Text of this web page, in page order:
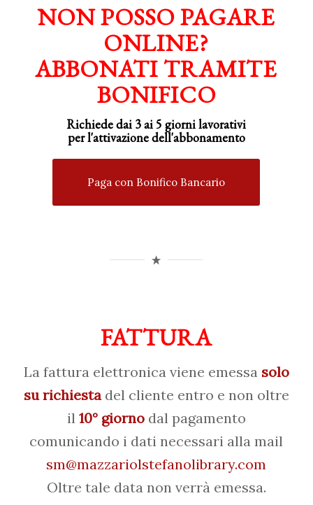
NON POSSO PAGARE
ONLINE?
ABBONATI TRAMITE
BONIFICO
Richiede dai 3 ai 5 giorni lavorativi
perl'attivazionedell'abbonamento
Paga con Bonifico Bancario
FATTURA
La fattura elettronica viene emessasolo
su richiestadel cliente entro e non oltre
il 10° giornodal pagamento
comunicando i dati necessari alla mail
sm@mazzariolstefanolibrary.com
Oltre tale data non verrà emessa.